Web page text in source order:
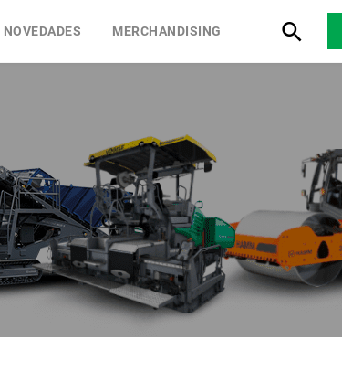
NOVEDADES MERCHANDISING